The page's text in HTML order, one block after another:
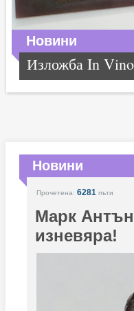
Новини
Изложба In
Новини
Прочетена: 6281 пъти
Марк
изневяра!